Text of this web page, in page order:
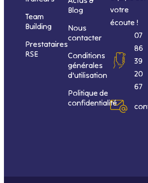
Team
Building
Prestataires
RSE
Blog
Nous
contacter
Conditions
générales
d’utilisation
Politique de
confidentialité
votre
écoute !
07
86
39
20
67